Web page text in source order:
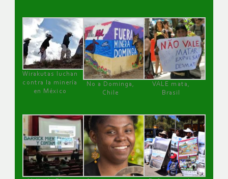
Wirakutas luchan
contra la minería
en México
No a Dominga,
Chile
VALE mata,
Brasil